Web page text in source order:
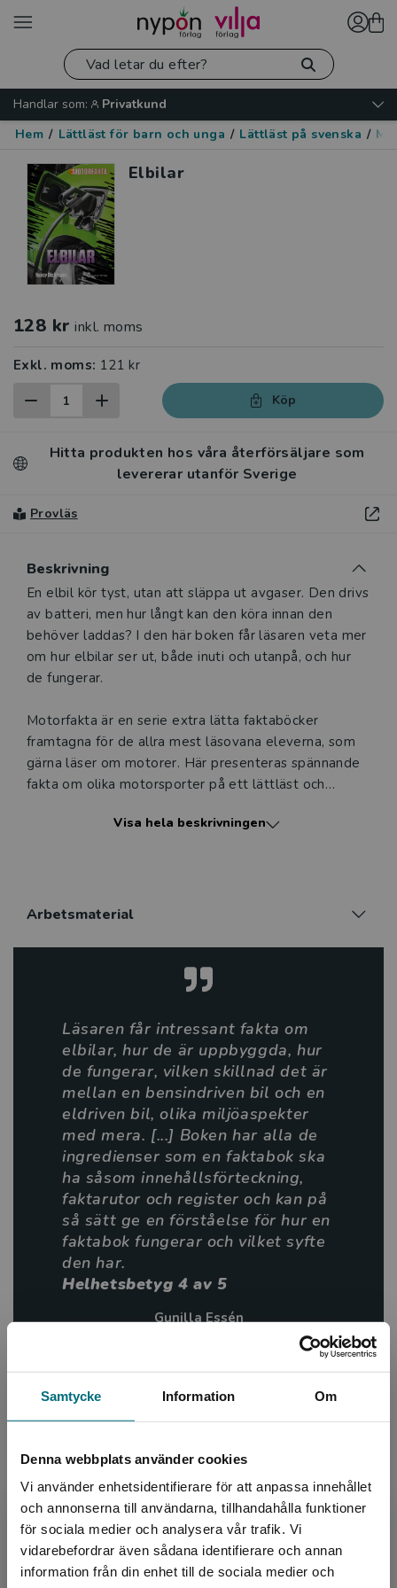
Samtycke Information Om
Denna webbplats använder cookies
Vi använder enhetsidentifierare för att anpassa innehållet
och annonserna till användarna, tillhandahålla funktioner
för sociala medier och analysera vår trafik. Vi
vidarebefordrar även sådana identifierare och annan
information från din enhet till de sociala medier och
Begränsad fraktregion
Handlar som:
Privatkund
Hem / Lättläst för barn och unga / Lättläst på svenska /
Elbilar
128 kr inkl. moms
Exkl. moms: 121 kr
Köp
Hitta produkten hos våra återförsäljare som
levererar utanför Sverige
Provläs
Beskrivning
Beskrivning
En elbil kör tyst, utan att släppa ut avgaser. Den drivs
av batteri, men hur långt kan den köra innan den
behöver laddas? I den här boken får läsaren veta mer
om hur elbilar ser ut, både inuti och utanpå, och hur
de fungerar.
Motorfakta är en serie extra lätta faktaböcker
framtagna för de allra mest läsovana eleverna, som
gärna läser om motorer. Här presenteras spännande
fakta om olika motorsporter på ett lättläst och
fartfyllda bilder i färg. Den korta texten består av
faktaböcker.
England. Hon har skrivit fler än 150 faktaböcker för
barn, framförallt om historia och vetenskap. Innan hon
blev författare jobbade hon länge med barnböcker på
bokförlag.
Sagt om Racerbilar i samma serie:
Meningarna är korta och sättningen luftig och lättläst.
Enstaka svåra ord förklaras på samma sida. Fina,
fartfyllda och färgglada fotografier illustrerar varje
uppslag.
Ulf Hyltén-Cavallius, BTJ
Visa hela beskrivningen
Arbetsmaterial
Läsaren får intressant fakta om
elbilar, hur de är uppbyggda, hur
de fungerar, vilken skillnad det är
mellan en bensindriven bil och en
eldriven bil, olika miljöaspekter
med mera. [...] Boken har alla de
ingredienser som en faktabok ska
ha såsom innehållsförteckning,
faktarutor och register och kan på
så sätt ge en förståelse för hur en
faktabok fungerar och vilket syfte
den har.
Helhetsbetyg 4 av 5
Gunilla Essén
Information
Avsedd för:
Från 7 år
Översättare:
Lars Ahlström
Serie:
Motorfakta
Ämnesområde:
Faktaböcker
Motorer
Språk:
Svenska